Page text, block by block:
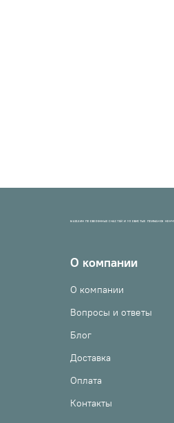
МАГАЗИН ПРОВЕРЕННЫХ СНАСТЕЙ И УЛОВИСТЫХ ПРИМАНОК НХНЧ!
О компании
О компании
Вопросы и ответы
Блог
Доставка
Оплата
Контакты